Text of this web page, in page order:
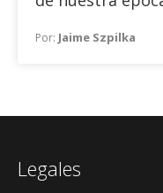
una convivencia
Por: Jaime Szpilka
Legales